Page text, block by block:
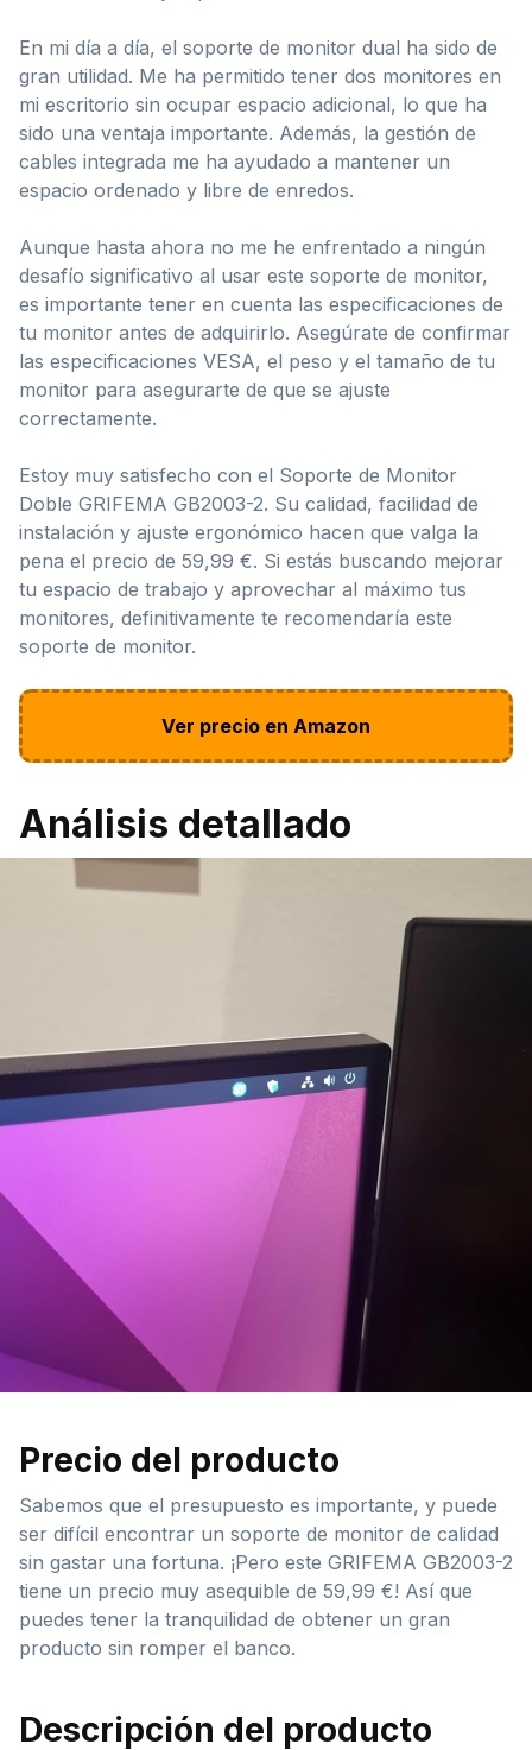
En mi día a día, el soporte de monitor dual ha sido de
gran utilidad. Me ha permitido tener dos monitores en
mi escritorio sin ocupar espacio adicional, lo que ha
sido una ventaja importante. Además, la gestión de
cables integrada me ha ayudado a mantener un
espacio ordenado y libre de enredos.
Aunque hasta ahora no me he enfrentado a ningún
desafío significativo al usar este soporte de monitor,
es importante tener en cuenta las especificaciones de
tu monitor antes de adquirirlo. Asegúrate de confirmar
las especificaciones VESA, el peso y el tamaño de tu
monitor para asegurarte de que se ajuste
correctamente.
Estoy muy satisfecho con el Soporte de Monitor
Doble GRIFEMA GB2003-2. Su calidad, facilidad de
instalación y ajuste ergonómico hacen que valga la
pena el precio de 59,99 €. Si estás buscando mejorar
tu espacio de trabajo y aprovechar al máximo tus
monitores, definitivamente te recomendaría este
soporte de monitor.
Ver precio en Amazon
Análisis detallado
Precio del producto
Sabemos que el presupuesto es importante, y puede
ser difícil encontrar un soporte de monitor de calidad
sin gastar una fortuna. ¡Pero este GRIFEMA GB2003-2
tiene un precio muy asequible de 59,99 €! Así que
puedes tener la tranquilidad de obtener un gran
producto sin romper el banco.
Descripción del producto